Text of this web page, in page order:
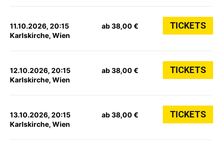
11.10.2026, 20:15
Karlskirche, Wien
ab 38,00 € TICKETS
12.10.2026, 20:15
Karlskirche, Wien
ab 38,00 € TICKETS
13.10.2026, 20:15
Karlskirche, Wien
ab 38,00 € TICKETS